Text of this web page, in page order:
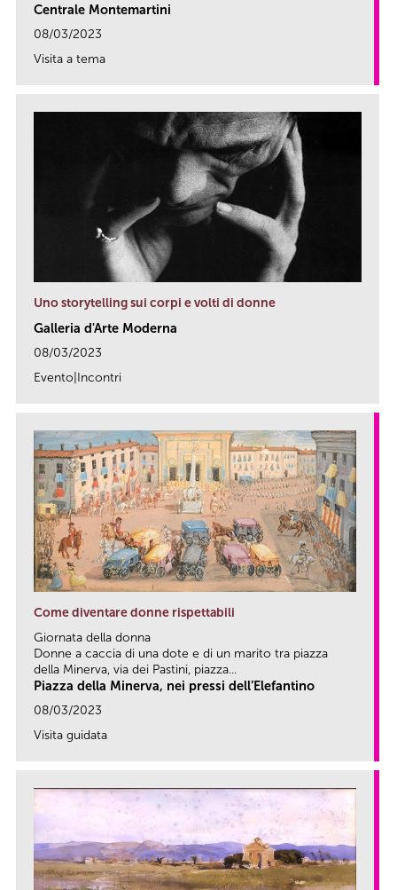
Centrale Montemartini
08/03/2023
Visita a tema
Uno storytelling sui corpi e volti di donne
Galleria d'Arte Moderna
08/03/2023
Evento|Incontri
Come diventare donne rispettabili
Giornata della donna
Donne a caccia di una dote e di un marito tra piazza
della Minerva, via dei Pastini, piazza...
Piazza della Minerva, nei pressi dell’Elefantino
08/03/2023
Visita guidata